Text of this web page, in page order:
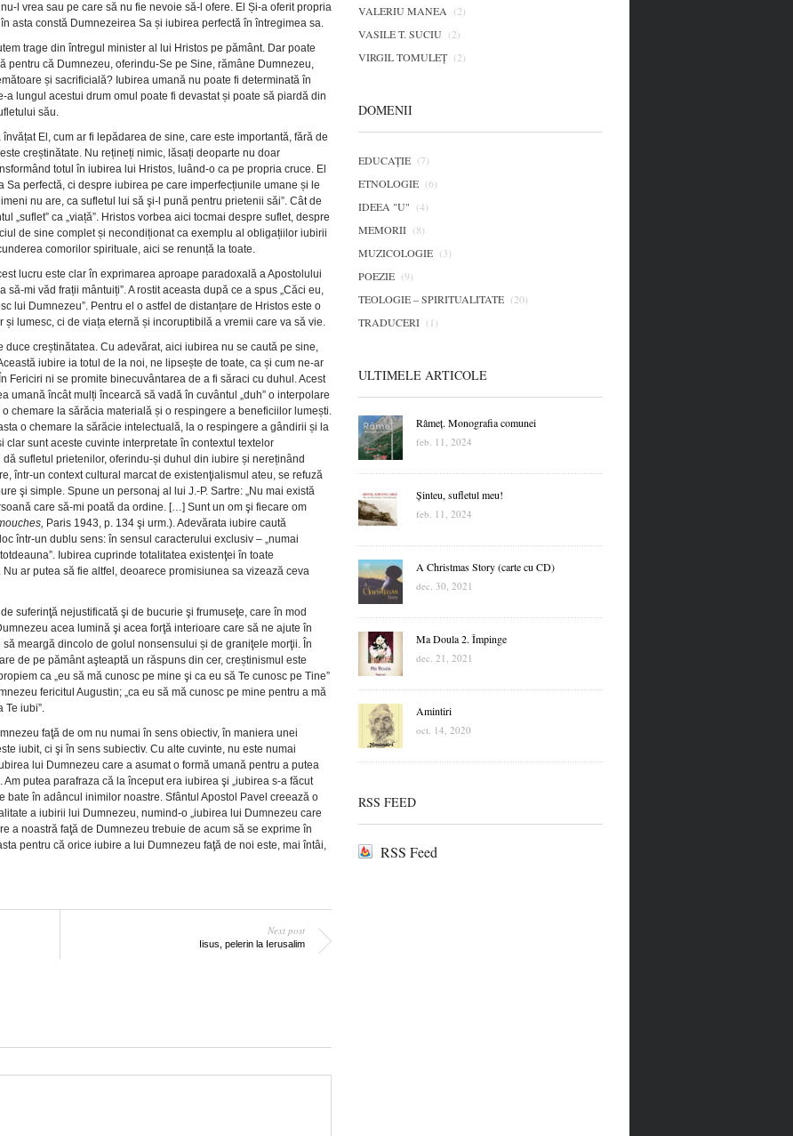
l vrea sau pe care să nu fie nevoie să-l ofere. El Și-a oferit propria
asta constă Dumnezeirea Sa și iubirea perfectă în întregimea sa.
trage din întregul minister al lui Hristos pe pământ. Dar poate
pentru că Dumnezeu, oferindu-Se pe Sine, rămâne Dumnezeu,
și sacrificială? Iubirea umană nu poate fi determinată în
lungul acestui drum omul poate fi devastat și poate să piardă din
său.
El, cum ar fi lepădarea de sine, care este importantă, fără de
creștinătate. Nu rețineți nimic, lăsați deoparte nu doar
totul în iubirea lui Hristos, luând-o ca pe propria cruce. El
perfectă, ci despre iubirea pe care imperfecțiunile umane și le
nu are, ca sufletul lui să şi-l pună pentru prietenii săi”. Cât de
„suflet” ca „viață”. Hristos vorbea aici tocmai despre suflet, despre
de sine complet și necondiționat ca exemplu al obligațiilor iubirii
comorilor spirituale, aici se renunță la toate.
lucru este clar în exprimarea aproape paradoxală a Apostolului
să-mi văd frații mântuiți”. A rostit aceasta după ce a spus „Căci eu,
lui Dumnezeu”. Pentru el o astfel de distanțare de Hristos este o
lumesc, ci de viața eternă și incoruptibilă a vremii care va să vie.
creștinătatea. Cu adevărat, aici iubirea nu se caută pe sine,
iubire ia totul de la noi, ne lipsește de toate, ca și cum ne-ar
Fericiri ni se promite binecuvântarea de a fi săraci cu duhul. Acest
umană încât mulți încearcă să vadă în cuvântul „duh” o interpolare
chemare la sărăcia materială și o respingere a beneficiilor lumești.
o chemare la sărăcie intelectuală, la o respingere a gândirii și la
sunt aceste cuvinte interpretate în contextul textelor
sufletul prietenilor, oferindu-și duhul din iubire și nereținând
într-un context cultural marcat de existenţialismul ateu, se refuză
şi simple. Spune un personaj al lui J.-P. Sartre: „Nu mai există
care să-mi poată da ordine. […] Sunt un om şi fiecare om
Paris 1943, p. 134 şi urm.). Adevărata iubire caută
într-un dublu sens: în sensul caracterului exclusiv – „numai
Iubirea cuprinde totalitatea existenţei în toate
ar putea să fie altfel, deoarece promisiunea sa vizează ceva
suferinţă nejustificată şi de bucurie şi frumuseţe, care în mod
acea lumină şi acea forţă interioare care să ne ajute în
meargă dincolo de golul nonsensului și de graniţele morţii. În
de pe pământ aşteaptă un răspuns din cer, creștinismul este
ca „eu să mă cunosc pe mine şi ca eu să Te cunosc pe Tine”
fericitul Augustin; „ca eu să mă cunosc pe mine pentru a mă
Te iubi”.
faţă de om nu numai în sens obiectiv, în maniera unei
iubit, ci şi în sens subiectiv. Cu alte cuvinte, nu este numai
lui Dumnezeu care a asumat o formă umană pentru a putea
putea parafraza că la început era iubirea şi „iubirea s-a făcut
bate în adâncul inimilor noastre. Sfântul Apostol Pavel creează o
a iubirii lui Dumnezeu, numind-o „iubirea lui Dumnezeu care
a noastră faţă de Dumnezeu trebuie de acum să se exprime în
pentru că orice iubire a lui Dumnezeu faţă de noi este, mai întâi,
Next post
Iisus, pelerin la Ierusalim
VALERIU MANEA (2)
VASILE T. SUCIU (2)
VIRGIL TOMULEŢ (2)
DOMENII
EDUCAȚIE (7)
ETNOLOGIE (6)
IDEEA "U" (4)
MEMORII (8)
MUZICOLOGIE (3)
POEZIE (9)
TEOLOGIE – SPIRITUALITATE (20)
TRADUCERI (1)
ULTIMELE ARTICOLE
Râmeț. Monografia comunei
feb. 11, 2024
Șinteu, sufletul meu!
feb. 11, 2024
A Christmas Story (carte cu CD)
dec. 30, 2021
Ma Doula 2. Împinge
dec. 21, 2021
Amintiri
oct. 14, 2020
RSS FEED
RSS Feed